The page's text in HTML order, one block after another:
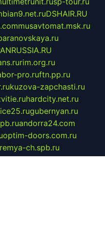
DSHAIR.RU
musavtomat.msk.ru
rim.org.ru
pro.ruftn.pp.ru
kuzova-zapchasti.ru
hardcity.net.ru
gubernyan.ru
andorra24.com
optim-doors.com.ru
ch.spb.ru